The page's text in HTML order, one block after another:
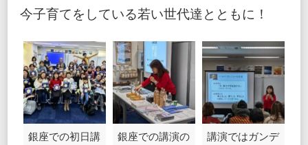
今子育てをしている若い世代達とともに！
銀座での初日講
銀座での講演の
講演ではガンデ